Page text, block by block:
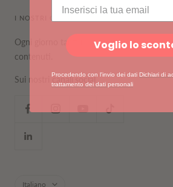
I NOSTRI CANALI
Ogni giorno tanti nuovi
contenuti.
Sui nostri canali social
Lingua
Italiano
Voglio lo
Procedendo con l'invio dei dati Dichiari di
trattamento dei dati personali